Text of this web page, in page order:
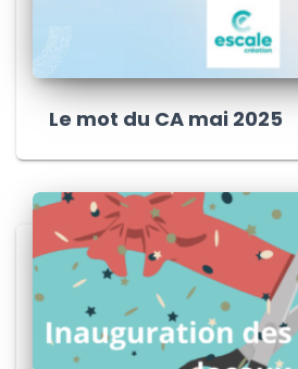
Le mot du CA mai 2025